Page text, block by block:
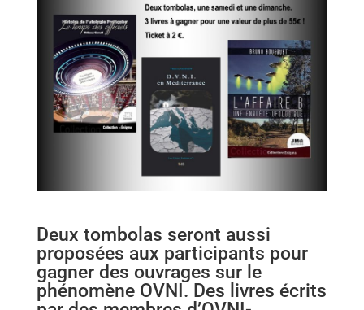
Deux tombolas seront aussi
proposées aux participants pour
gagner des ouvrages sur le
phénomène OVNI. Des livres écrits